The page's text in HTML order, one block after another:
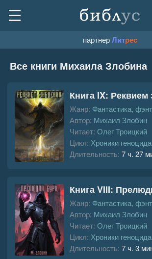
партнерЛитрес
Все книги Михаила Злобина
Книга IX: Реквием
Жанр: Фантастика,
Автор: Михаил Злобин
Читает: Олег Троицкий
Цикл: Хроники геноцида
Длительность: 7 ч. 27
Книга VIII:
Жанр: Фантастика,
Автор: Михаил Злобин
Читает: Олег Троицкий
Цикл: Хроники геноцида
Длительность: 7 ч. 3